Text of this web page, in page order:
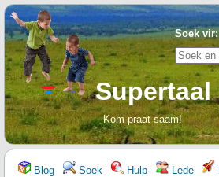
Soek vir:
Supertaal
Kom praat saam!
Blog Soek Hulp Lede